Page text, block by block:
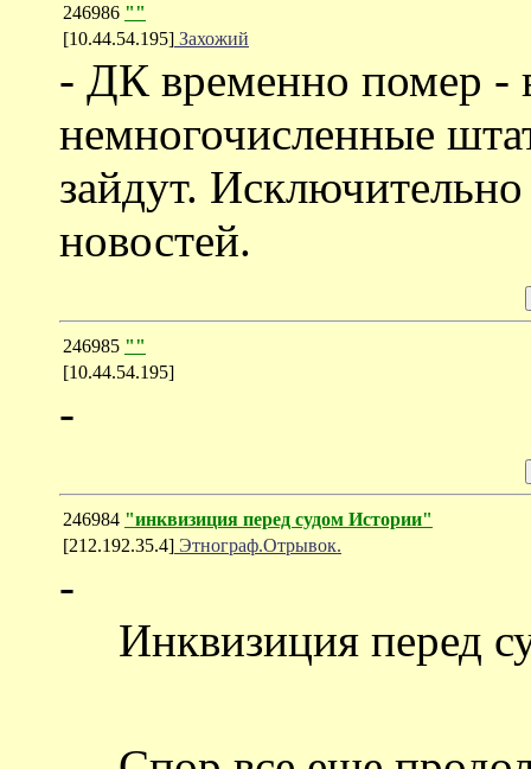
246986 ""
[10.44.54.195] Захожий
- ДК временно помер -
немногочисленные
зайдут.
новостей.
246985 ""
[10.44.54.195]
-
246984 "инквизиция перед судом Истории"
[212.192.35.4] Этнограф.Отрывок.
-
Инквизиция перед